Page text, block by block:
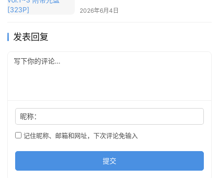
2026年6月4日
发表回复
昵称：
记住昵称、邮箱和网址，下次评论免输入
提交